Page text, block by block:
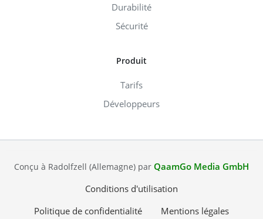
Durabilité
Sécurité
Produit
Tarifs
Développeurs
Conçu à Radolfzell (Allemagne) par QaamGo Media GmbH
Conditions d'utilisation
Politique de confidentialité
Mentions légales